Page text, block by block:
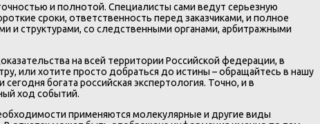
и полнотой. Специалисты сами ведут серьезную
сроки, ответственность перед заказчиками, и полное
и структурами, со следственными органами, арбитражными
на всей территории Российской федерации, в
или хотите просто добраться до истины – обращайтесь в нашу
богата российская экспертология. Точно, и в
ход событий.
применяются молекулярные и другие виды